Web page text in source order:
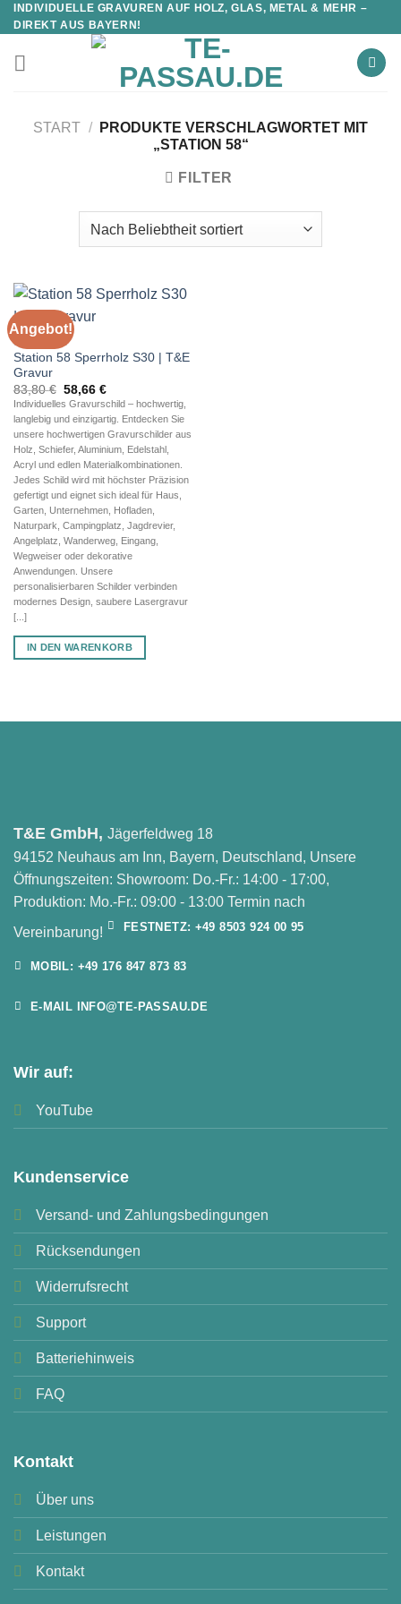
INDIVIDUELLE GRAVUREN AUF HOLZ, GLAS, METAL & MEHR –
DIREKT AUS BAYERN!
START /
PRODUKTE VERSCHLAGWORTET MIT
„STATION 58“
FILTER
Angebot!
STATIONEN
Station 58 Sperrholz S30 | T&E
Gravur
83,80€ Ursprünglicher
Preis
war:
83,80 €
58,66 €Aktueller
Preis
ist:
58,66 €.
Individuelles Gravurschild – hochwertig,
langlebig und einzigartig. Entdecken Sie
unsere hochwertigen Gravurschilder aus
Holz, Schiefer, Aluminium, Edelstahl,
Acryl und edlen Materialkombinationen.
Jedes Schild wird mit höchster Präzision
gefertigt und eignet sich ideal für Haus,
Garten, Unternehmen, Hofladen,
Naturpark, Campingplatz, Jagdrevier,
Angelplatz, Wanderweg, Eingang,
Wegweiser oder dekorative
Anwendungen. Unsere
personalisierbaren Schilder verbinden
modernes Design, saubere Lasergravur
[...]
IN DEN WARENKORB
T&E GmbH, Jägerfeldweg 18
94152 Neuhaus am Inn, Bayern, Deutschland, Unsere
Öffnungszeiten: Showroom: Do.-Fr.: 14:00 - 17:00,
Produktion: Mo.-Fr.: 09:00 - 13:00 Termin nach
Vereinbarung!
FESTNETZ: +49 8503 924 00 95
MOBIL: +49 176 847 873 83
E-MAIL INFO@TE-PASSAU.DE
Wir auf:
YouTube
Kundenservice
Versand- und Zahlungsbedingungen
Rücksendungen
Widerrufsrecht
Support
Batteriehinweis
FAQ
Kontakt
Über uns
Leistungen
Kontakt